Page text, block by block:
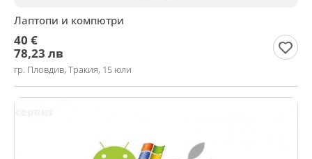
Лаптопи и компютри
40 €
78,23 лв
гр. Пловдив, Тракия, 15 юли